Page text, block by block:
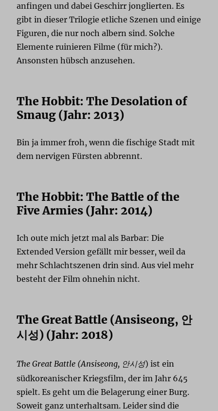
anfingen und dabei Geschirr jonglierten. Es
gibt in dieser Trilogie etliche Szenen und einige
Figuren, die nur noch albern sind. Solche
Elemente ruinieren Filme (für mich?).
Ansonsten hübsch anzusehen.
The Hobbit: The Desolation of
Smaug (Jahr: 2013)
Bin ja immer froh, wenn die fischige Stadt mit
dem nervigen Fürsten abbrennt.
The Hobbit: The Battle of the
Five Armies (Jahr: 2014)
Ich oute mich jetzt mal als Barbar: Die
Extended Version gefällt mir besser, weil da
mehr Schlachtszenen drin sind. Aus viel mehr
besteht der Film ohnehin nicht.
The Great Battle (Ansiseong, 안
시 성) (Jahr: 2018)
The Great Battle (Ansiseong, 안시성) ist ein
südkoreanischer Kriegsfilm, der im Jahr 645
spielt. Es geht um die Belagerung einer Burg.
Soweit ganz unterhaltsam. Leider sind die